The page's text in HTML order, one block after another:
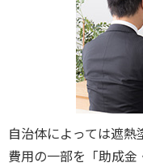
自治体によっては遮
費用の一部を「助成